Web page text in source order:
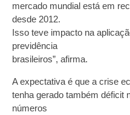
mercado mundial está em
desde 2012.
Isso teve impacto na
previdência
brasileiros”, afirma.
A expectativa é que a crise
tenha gerado também déficit
números